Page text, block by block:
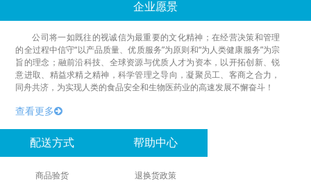
企业愿景
公司将一如既往的视诚信为最重要的文化精神；在经营决策和管理
的全过程中信守“以产品质量、优质服务”为原则和“为人类健康服务”为宗
旨的理念；融前沿科技、全球资源与优质人才为资本，以开拓创新、锐
意进取、精益求精之精神，科学管理之导向，凝聚员工、客商之合力，
同舟共济，为实现人类的食品安全和生物医药业的高速发展不懈奋斗！
查看更多
配送方式
商品验货
帮助中心
退换货政策